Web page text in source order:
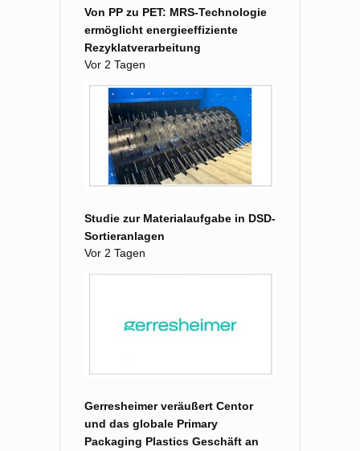
Von PP zu PET: MRS-Technologie
ermöglicht energieeffiziente
Rezyklatverarbeitung
Vor 2 Tagen
Studie zur Materialaufgabe in DSD-
Sortieranlagen
Vor 2 Tagen
Gerresheimer veräußert Centor
und das globale Primary
Packaging Plastics Geschäft an